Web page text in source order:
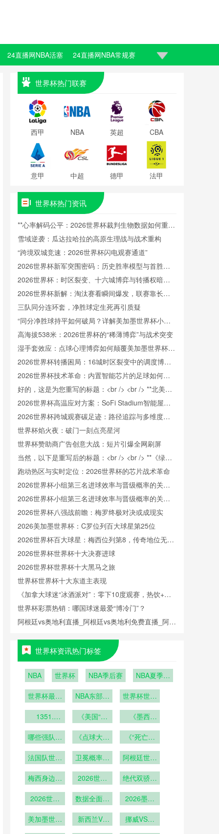
24直播网NBA活塞 24直播网NBA常规赛
世界杯热门联赛
西甲 NBA 英超 CBA
意甲 中超 德甲 法甲
世界杯热门资讯
**心率解码公平：2026世界杯裁判生物数据如何重塑
判罚信任**
雪域逆袭：瓜达拉哈拉的高原生理战与战术重构
“跨境双城竞速：2026世界杯闪电观赛通道”
2026世界杯新军突围密码：历史胜率模型与首胜触
发阈值重构
2026世界杯：时区裂变、十六城博弈与转播权暗战
中的新世界秩序
2026世界杯新解：淘汰赛看瞬间爆发，联赛靠长线
续航
三队同分连环套，净胜球定生死再引质疑
“同分净胜球持平如何破局？详解美加墨世界杯小组
出线规则”
高海拔538米：2026世界杯的“稀薄博弈”与战术突变
湿手套效应：点球心理博弈如何颠覆美加墨世界杯门
将训练逻辑
2026世界杯转播困局：16城时区裂变中的调度博弈
与版权暗战
2026世界杯技术革命：内置智能芯片的足球如何精
准捕捉射门瞬时极速
好的，这是为您重写的标题：<br /> <br /> **北美世
界杯跨境冷链餐食监管协同：美加墨三国检疫标准冲
突与融合路径研究**
2026世界杯高温应对方案：SoFi Stadium智能屋顶
如何实现“冰火两重天”
2026世界杯跨城观赛碳足迹：路径追踪与多维度排
放解析
世界杯焰火夜：破门一刻点亮星河
世界杯赞助商广告创意大战：短片引爆全网刷屏
当然，以下是重写后的标题：<br /> <br /> **《绿茵
美学：世界杯的视觉叙事与跨文化对话》**
跑动热区与实时定位：2026世界杯的芯片战术革命
2026世界杯小组第三名进球效率与晋级概率的关联
性分析
2026世界杯小组第三名进球效率与晋级概率的关联
性分析
2026世界杯八强战前瞻：梅罗终极对决或成现实
2026美加墨世界杯：C罗位列百大球星第25位
2026世界杯百大球星：梅西位列第8，传奇地位无可
撼动
2026世界杯世界杯十大决赛进球
2026世界杯世界杯十大黑马之旅
世界杯世界杯十大东道主表现
《加拿大球迷“冰酒派对”：零下10度观赛，热饮+毛
毯+冰酒，体验极寒狂欢》
世界杯彩票热销：哪国球迷最爱“博冷门”？
阿根廷vs奥地利直播_阿根廷vs奥地利免费直播_阿根
世界杯资讯热门标签
NBA 世界杯 NBA季后赛
NBA夏季联
世界杯最后
将上演：波
利；科索沃
NBA东部季
世界杯世界
的可持续性
1351.
2026年世
界杯加时赛
第120分钟
换人规则的
战术意义
《美国“超
幕式！
员能否从太
福？》
《墨西
与足球”狂
期间酒吧消
300%？》
哪些强队可
局？》
《点球大战
2026世界
可能成
主”？》
《“死亡之
48队分组
法国队世界
卫冕概率几
阿根廷世界
梅西身边强
2026世界
第六次参赛
绝代双骄刷
2026世界
成为世界杯
数据全面超
2026墨美
场馆混合用
美加墨世界
新西兰VS
挪威VS塞